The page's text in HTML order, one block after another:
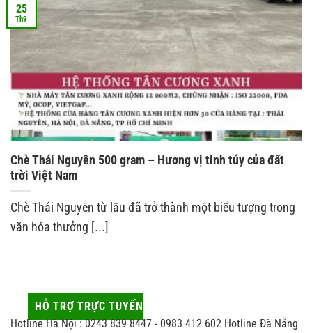
Chè Thái Nguyên 500 gram – Hương vị tinh túy của đất
trời Việt Nam
Chè Thái Nguyên từ lâu đã trở thành một biểu tượng trong
văn hóa thưởng [...]
25
Th9
HỖ TRỢ TRỰC TUYẾN
Hotline Hà Nội : 0243 839 8447 - 0983 412 602 Hotline Đà Nẵng